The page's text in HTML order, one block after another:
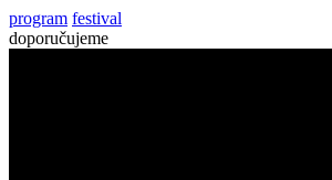
program festival
doporučujeme